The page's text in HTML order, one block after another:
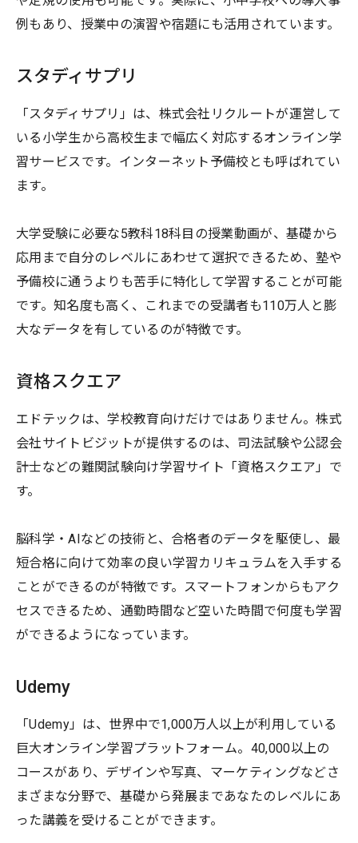
例もあり、授業中の演習や宿題にも活用されています。
スタディサプリ
「スタディサプリ」は、株式会社リクルートが運営して
いる小学生から高校生まで幅広く対応するオンライン学
習サービスです。インターネット予備校とも呼ばれてい
ます。
大学受験に必要な5教科18科目の授業動画が、基礎から
応用まで自分のレベルにあわせて選択できるため、塾や
予備校に通うよりも苦手に特化して学習することが可能
です。知名度も高く、これまでの受講者も110万人と膨
大なデータを有しているのが特徴です。
資格スクエア
エドテックは、学校教育向けだけではありません。株式
会社サイトビジットが提供するのは、司法試験や公認会
計士などの難関試験向け学習サイト「資格スクエア」で
す。
脳科学・AIなどの技術と、合格者のデータを駆使し、最
短合格に向けて効率の良い学習カリキュラムを入手する
ことができるのが特徴です。スマートフォンからもアク
セスできるため、通勤時間など空いた時間で何度も学習
ができるようになっています。
Udemy
「Udemy」は、世界中で1,000万人以上が利用している
巨大オンライン学習プラットフォーム。40,000以上の
コースがあり、デザインや写真、マーケティングなどさ
まざまな分野で、基礎から発展まであなたのレベルにあ
った講義を受けることができます。